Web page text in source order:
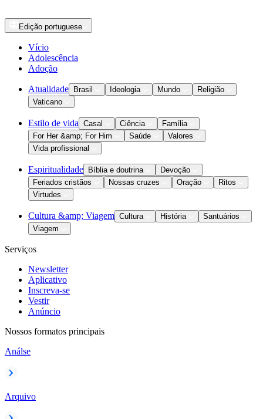
Edição portuguese
Vício
Adolescência
Adoção
Atualidade Brasil Ideologia Mundo
Religião
Vaticano
Estilo de vida Casal Ciência
Família
For Her &amp; For Him
Saúde
Valores
Vida profissional
Espiritualidade Bíblia e doutrina
Devoção
Feriados cristãos
Nossas cruzes Oração
Ritos
Virtudes
Cultura &amp; Viagem Cultura História
Santuários
Viagem
Serviços
Newsletter
Aplicativo
Inscreva-se
Vestir
Anúncio
Nossos formatos principais
Análse
Arquivo